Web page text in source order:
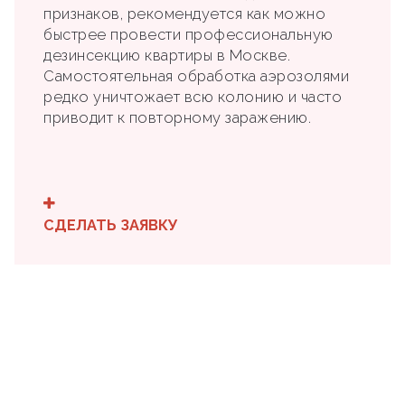
признаков, рекомендуется как можно
быстрее провести профессиональную
дезинсекцию квартиры в Москве.
Самостоятельная обработка аэрозолями
редко уничтожает всю колонию и часто
приводит к повторному заражению.
СДЕЛАТЬ ЗАЯВКУ